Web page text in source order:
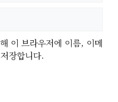
이 브라우저에 이름, 이메
장합니다.